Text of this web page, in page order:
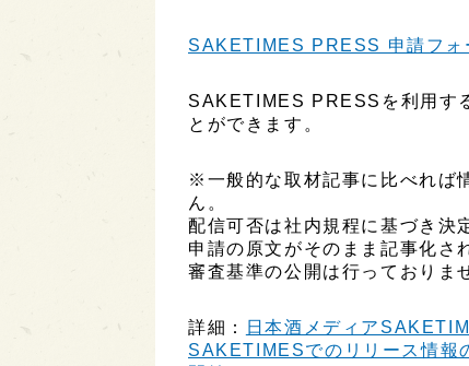
SAKETIMES PRESS 申請フォ
SAKETIMES PRESSを利用す
とができます。
※一般的な取材記事に比べれば
ん。
配信可否は社内規程に基づき決
申請の原文がそのまま記事化さ
審査基準の公開は行っておりま
詳細：
日本酒メディア
SAKETIMESでのリリース情報